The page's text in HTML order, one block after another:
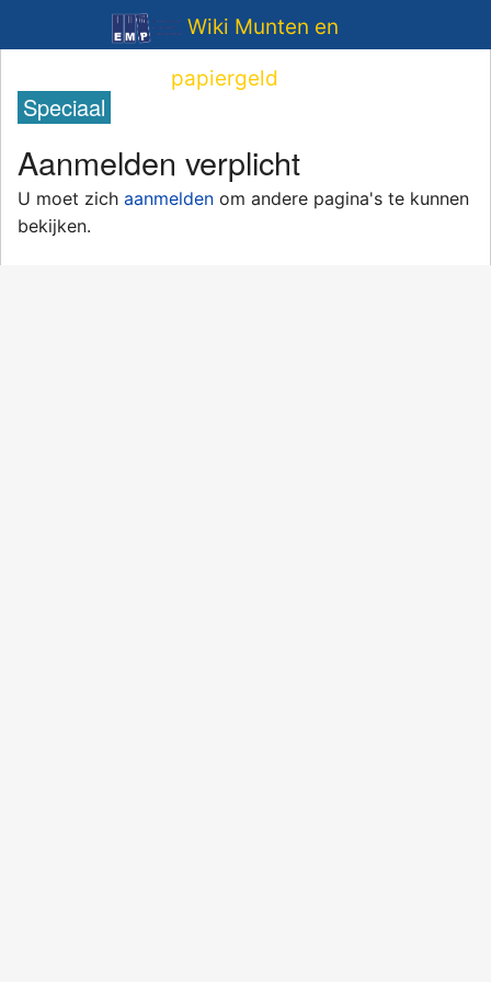
Wiki Munten en
papiergeld
Speciaal
Aanmelden verplicht
U moet zich aanmelden om andere pagina's te kunnen
bekijken.